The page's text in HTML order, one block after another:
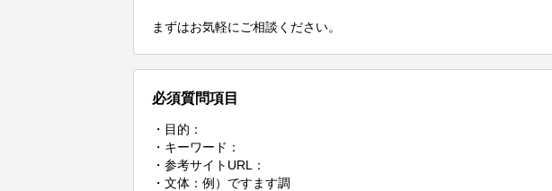
まずはお気軽にご相談ください。
必須質問項目
・目的：
・キーワード：
・参考サイトURL：
・文体：例）ですます調